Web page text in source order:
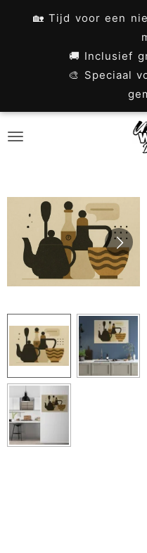
🏡 Tijd voor een
🚚 Inclusief
🎨 Speciaal